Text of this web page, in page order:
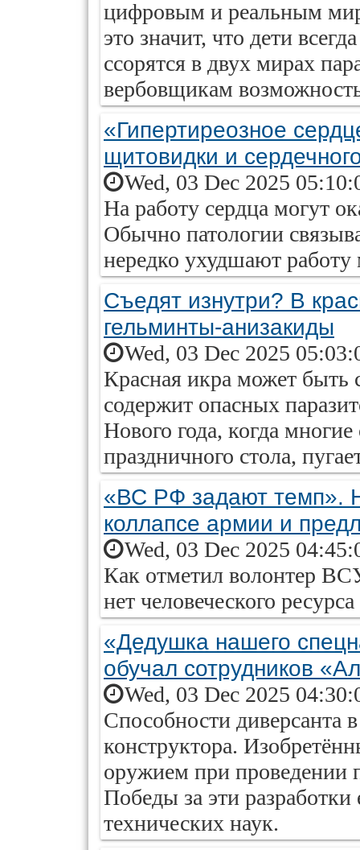
цифровым и реальным
это значит, что дети
ссорятся в двух мирах
вербовщикам
«Гипертиреозное
щитовидки и
Wed, 03 Dec 2025
На работу сердца могут
Обычно патологии
нередко ухудшают
Съедят изнутри? В
гельминты-анизакиды
Wed, 03 Dec 2025
Красная икра может быть
содержит опасных
Нового года, когда
праздничного стола,
«ВС РФ задают темп».
коллапсе армии и
Wed, 03 Dec 2025
Как отметил волонтер
нет человеческого
«Дедушка нашего
обучал сотрудников
Wed, 03 Dec 2025
Способности диверсанта
конструктора.
оружием при проведении
Победы за эти
технических наук.